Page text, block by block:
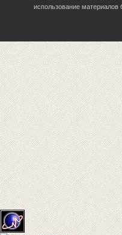
использование материалов